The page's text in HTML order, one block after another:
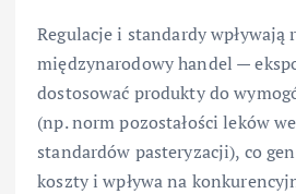
Regulacje i standardy wpływają
międzynarodowy handel —
dostosować produkty do
(np. norm pozostałości leków
standardów pasteryzacji), co
koszty i wpływa na